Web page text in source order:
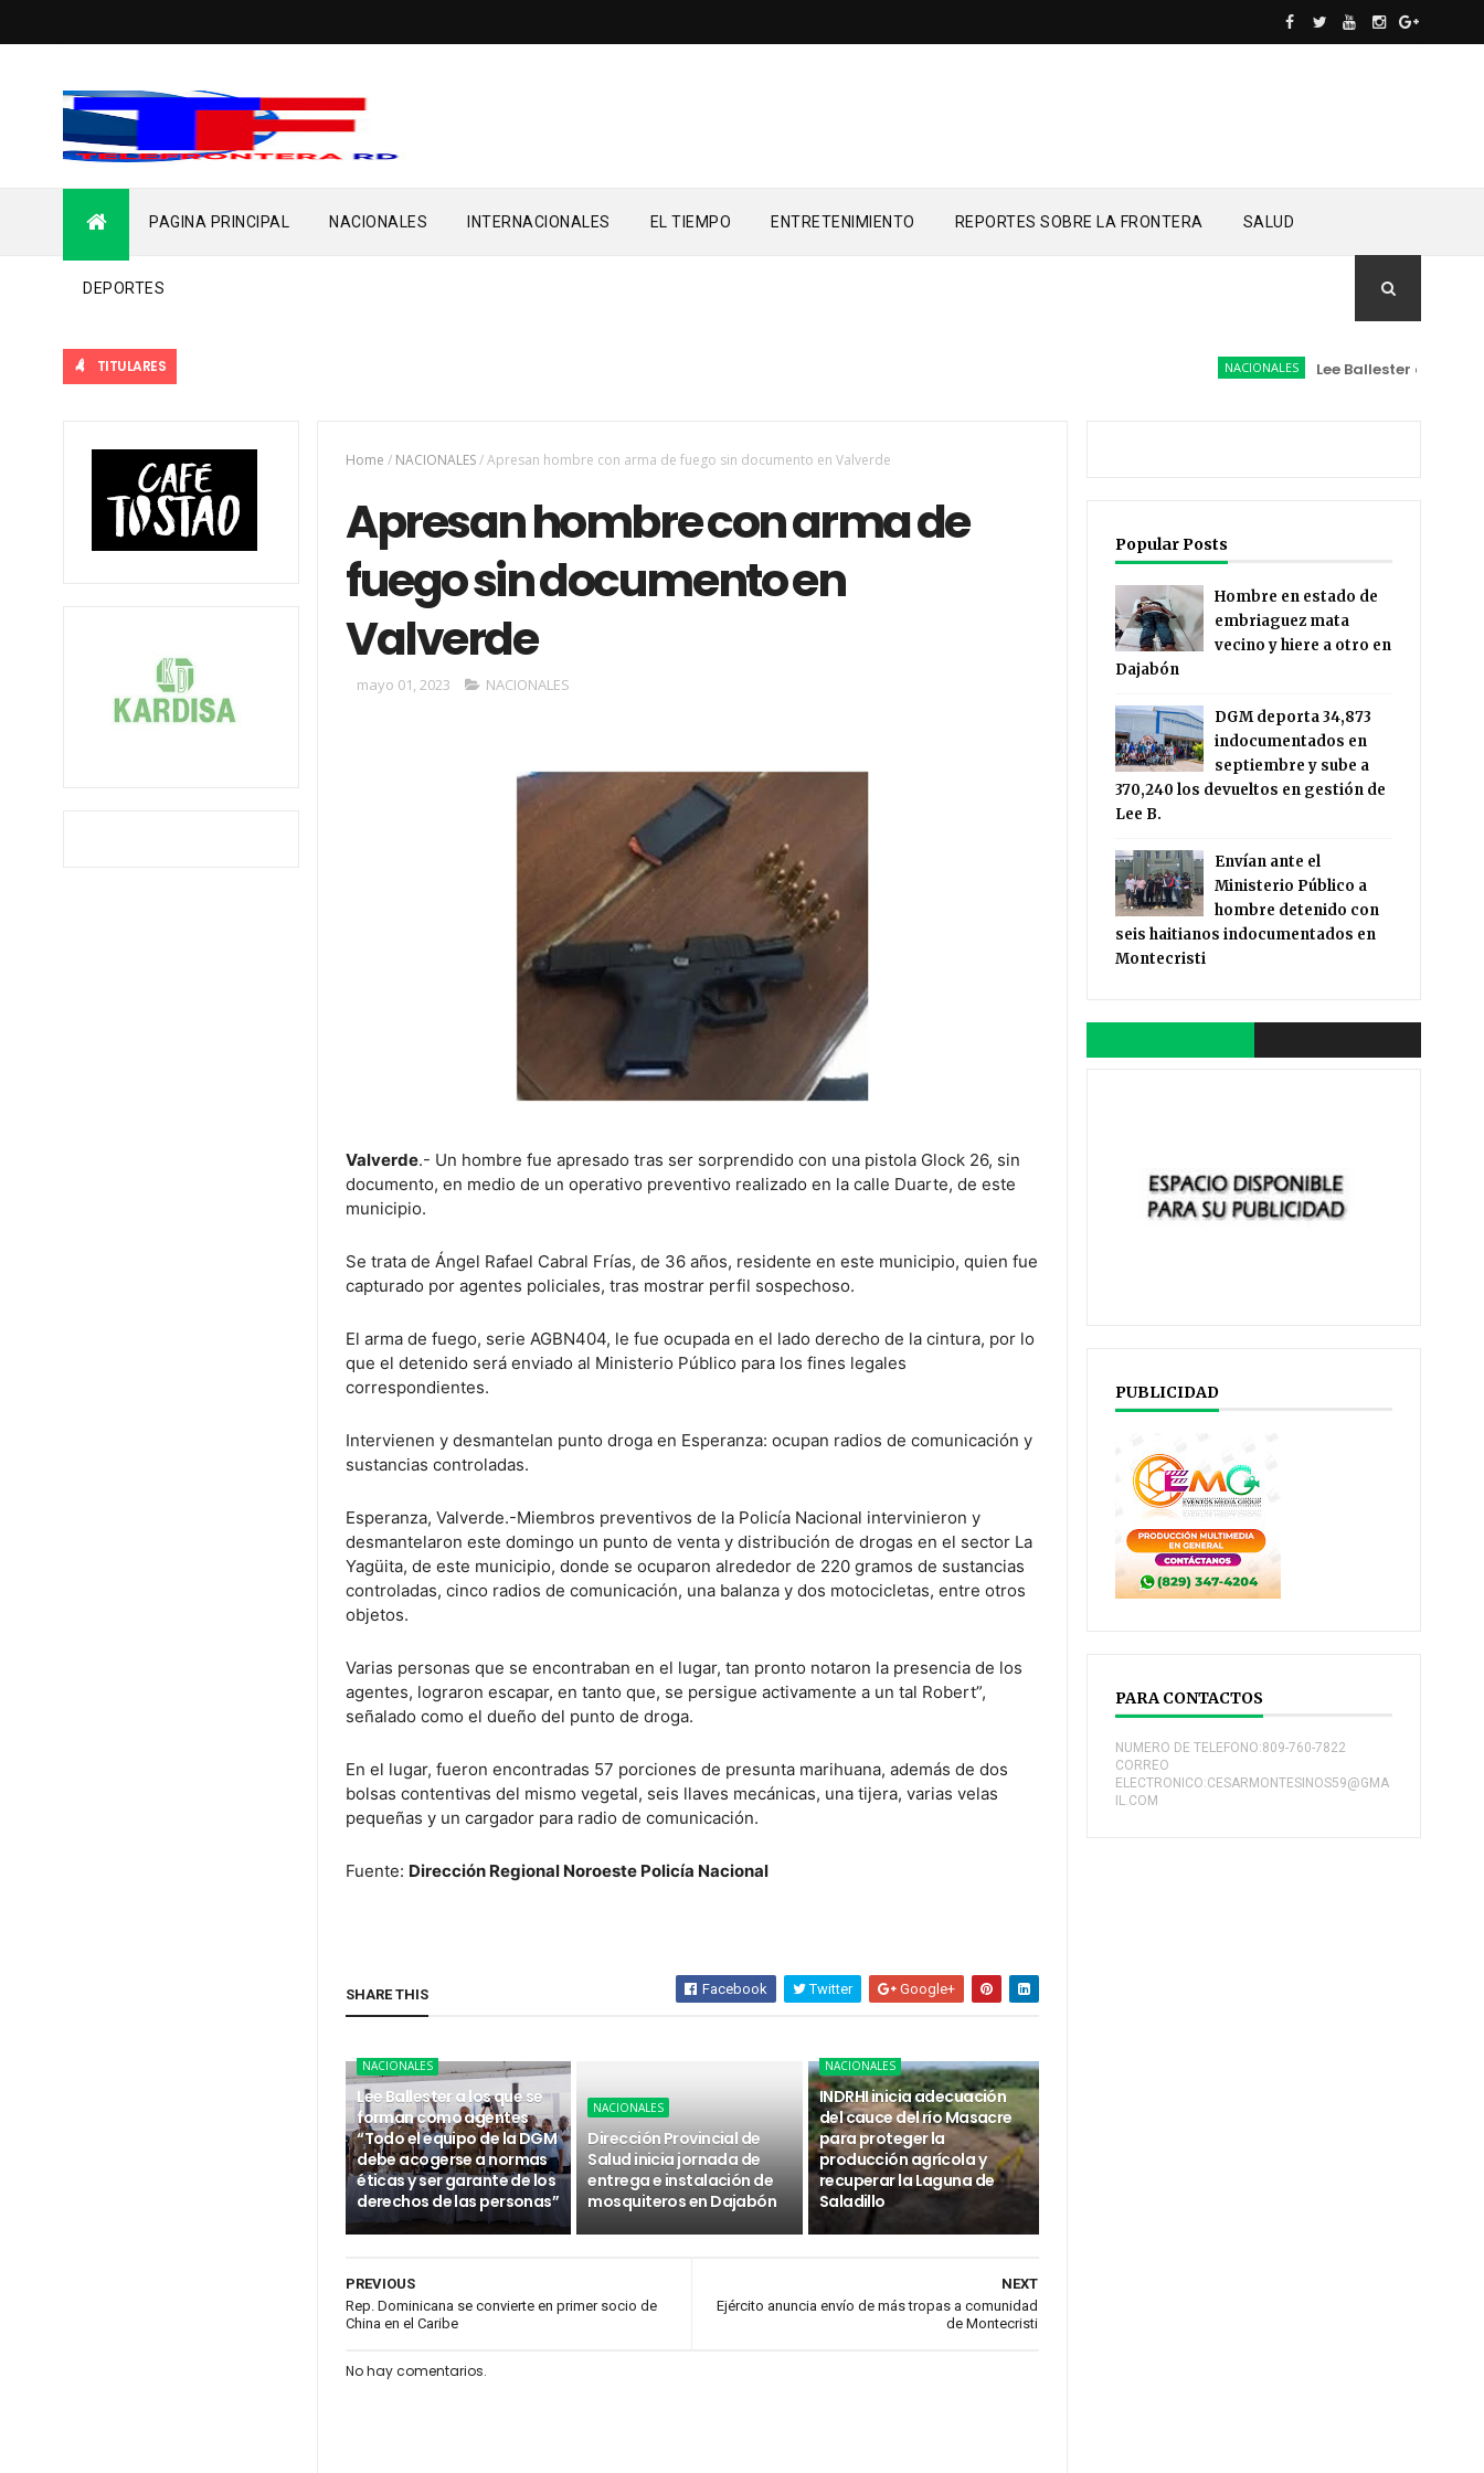
PAGINA PRINCIPAL NACIONALES INTERNACIONALES EL TIEMPO ENTRETENIMIENTO REPORTES SOBRE LA FRONTERA SALUD
DEPORTES
TITULARES NACIONALES Lee Ballester a los que se
Home / NACIONALES/Apresan hombre con arma de fuego sin documento en Valverde
Apresan hombre con arma de
fuego sin documento en
Valverde
mayo 01, 2023 NACIONALES
Valverde.- Un hombre fue apresado tras ser sorprendido con una pistola Glock 26, sin
documento, en medio de un operativo preventivo realizado en la calle Duarte, de este
municipio.
Se trata de Ángel Rafael Cabral Frías, de 36 años, residente en este municipio, quien fue
capturado por agentes policiales, tras mostrar perfil sospechoso.
El arma de fuego, serie AGBN404, le fue ocupada en el lado derecho de la cintura, por lo
que el detenido será enviado al Ministerio Público para los fines legales
correspondientes.
Intervienen y desmantelan punto droga en Esperanza: ocupan radios de comunicación y
sustancias controladas.
Esperanza, Valverde.-Miembros preventivos de la Policía Nacional intervinieron y
desmantelaron este domingo un punto de venta y distribución de drogas en el sector La
Yagüita, de este municipio, donde se ocuparon alrededor de 220 gramos de sustancias
controladas, cinco radios de comunicación, una balanza y dos motocicletas, entre otros
objetos.
Varias personas que se encontraban en el lugar, tan pronto notaron la presencia de los
agentes, lograron escapar, en tanto que, se persigue activamente a un tal Robert”,
señalado como el dueño del punto de droga.
En el lugar, fueron encontradas 57 porciones de presunta marihuana, además de dos
bolsas contentivas del mismo vegetal, seis llaves mecánicas, una tijera, varias velas
pequeñas y un cargador para radio de comunicación.
Fuente: Dirección Regional Noroeste Policía Nacional
SHARE THIS Facebook Twitter Google+
NACIONALES
Lee Ballester a los que se
forman como agentes
“Todo el equipo de la DGM
debe acogerse a normas
éticas y ser garante de los
derechos de las personas”
NACIONALES
Dirección Provincial de
Salud inicia jornada de
entrega e instalación de
mosquiteros en Dajabón
NACIONALES
INDRHI inicia adecuación
del cauce del río Masacre
para proteger la
producción agrícola y
recuperar la Laguna de
Saladillo
NEXT
Ejército anuncia envío de más tropas a comunidad
de Montecristi
PREVIOUS
Rep. Dominicana se convierte en primer socio de
China en el Caribe
No hay comentarios.
Popular Posts
Hombre en estado de
embriaguez mata
vecino y hiere a otro en
Dajabón
DGM deporta 34,873
indocumentados en
septiembre y sube a
370,240 los devueltos en gestión de
Lee B.
Envían ante el
Ministerio Público a
hombre detenido con
seis haitianos indocumentados en
Montecristi
PUBLICIDAD
PARA CONTACTOS
NUMERO DE TELEFONO:809-760-7822
CORREO
ELECTRONICO:CESARMONTESINOS59@GMA
IL.COM